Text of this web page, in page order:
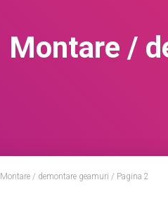
Montare /
Montare / demontare geamuri / Pagina 2